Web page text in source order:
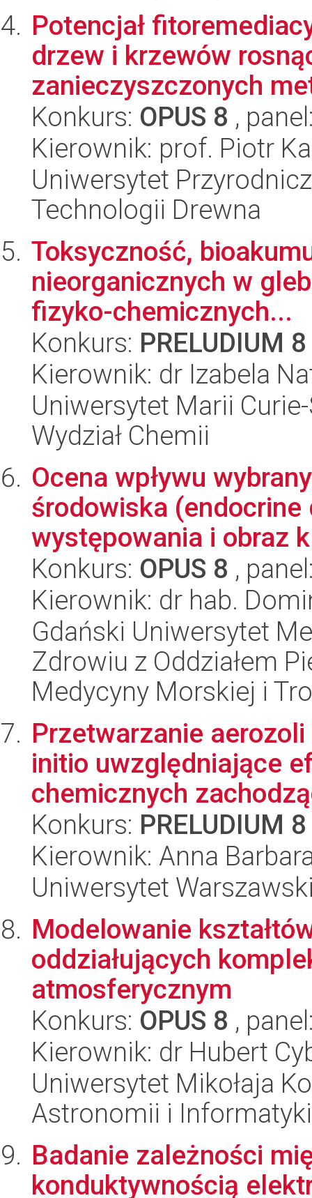
Potencjał
drzew i krzewów
zanieczyszczonych
Konkurs: OPUS 8 ,
Kierownik: prof. Piotr
Uniwersytet
Technologii Drewna
Toksyczność,
nieorganicznych w
fizyko-chemicznych...
Konkurs: PRELUDIUM 8
Kierownik: dr Izabela
Uniwersytet Marii
Wydział Chemii
Ocena wpływu
środowiska
występowania i obraz
Konkurs: OPUS 8 ,
Kierownik: dr hab.
Gdański Uniwersytet
Zdrowiu z Oddziałem
Medycyny Morskiej i
Przetwarzanie
initio uwzględniające
chemicznych
Konkurs: PRELUDIUM 8
Kierownik: Anna
Uniwersytet
Modelowanie
oddziałujących
atmosferycznym
Konkurs: OPUS 8 ,
Kierownik: dr Hubert
Uniwersytet Mikołaja
Astronomii i
Badanie zależności
konduktywnością